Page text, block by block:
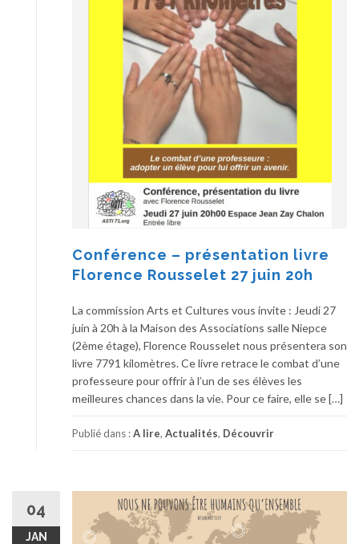
Conférence – présentation livre
Florence Rousselet 27 juin 20h
La commission Arts et Cultures vous invite : Jeudi 27
juin à 20h à la Maison des Associations salle Niepce
(2ème étage), Florence Rousselet nous présentera son
livre 7791 kilomètres. Ce livre retrace le combat d’une
professeure pour offrir à l’un de ses élèves les
meilleures chances dans la vie. Pour ce faire, elle se […]
Publié dans :A lire, Actualités, Découvrir
04
JAN